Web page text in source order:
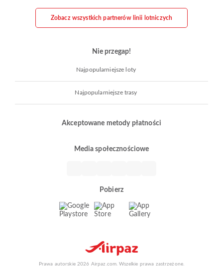
Zobacz wszystkich partnerów linii lotniczych
Nie przegap!
Najpopularniejsze loty
Najpopularniejsze trasy
Akceptowane metody płatności
Media społecznościowe
Pobierz
Prawa autorskie 2026 Airpaz.com. Wszelkie prawa zastrzeżone.